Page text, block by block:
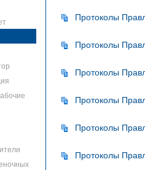
Протоколы
Протоколы
Протоколы
Протоколы
Протоколы
Протоколы